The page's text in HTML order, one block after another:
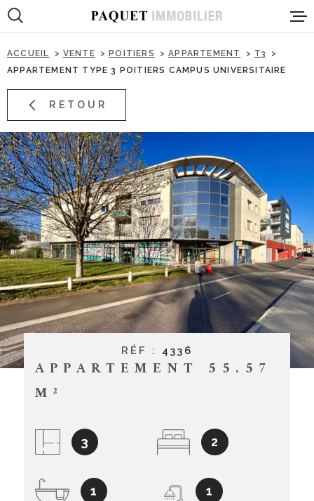
Aller
Aller
recherche
Aller
au
principal
Aller
au
CONTACT
ACCUEIL VENTE POITIERS APPARTEMENT
T3
APPARTEMENT TYPE 3 POITIERS CAMPUS UNIVERSITAIRE
RETOUR
RÉF : 4336
APPARTEMENT 55.57
M²
3 2
1 1